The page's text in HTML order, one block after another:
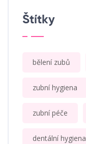
Štítky
bělení zubů
zubní hygiena
zubní péče
dentální hygiena